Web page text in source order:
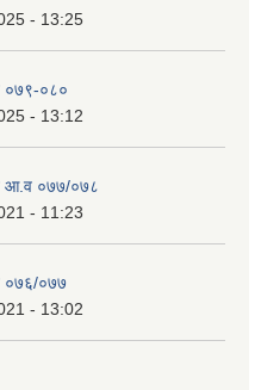
- 13:25
०७९-०८०
- 13:12
आ.व ०७७/०७८
- 11:23
०७६/०७७
- 13:02